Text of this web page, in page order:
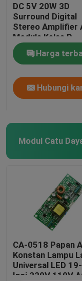
DC 5V 20W 3D
Surround Digital
Stereo Amplifier
Module Kelas D
Amplifier Board
Harga
Hubungi
Modul Catu
CA-0518 Papan
Konstan Lampu
Universal LED
Inci 220V 110V